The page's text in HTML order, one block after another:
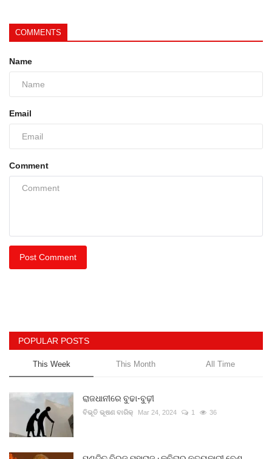
COMMENTS
Name
Email
Comment
Post Comment
POPULAR POSTS
This Week This Month All Time
ରାଜଧାନୀରେ ବୁଢା-ବୁଢ଼ୀ
ବିଭୂତି ଭୂଷଣ ବାରିକ୍ Mar 24, 2024 1 36